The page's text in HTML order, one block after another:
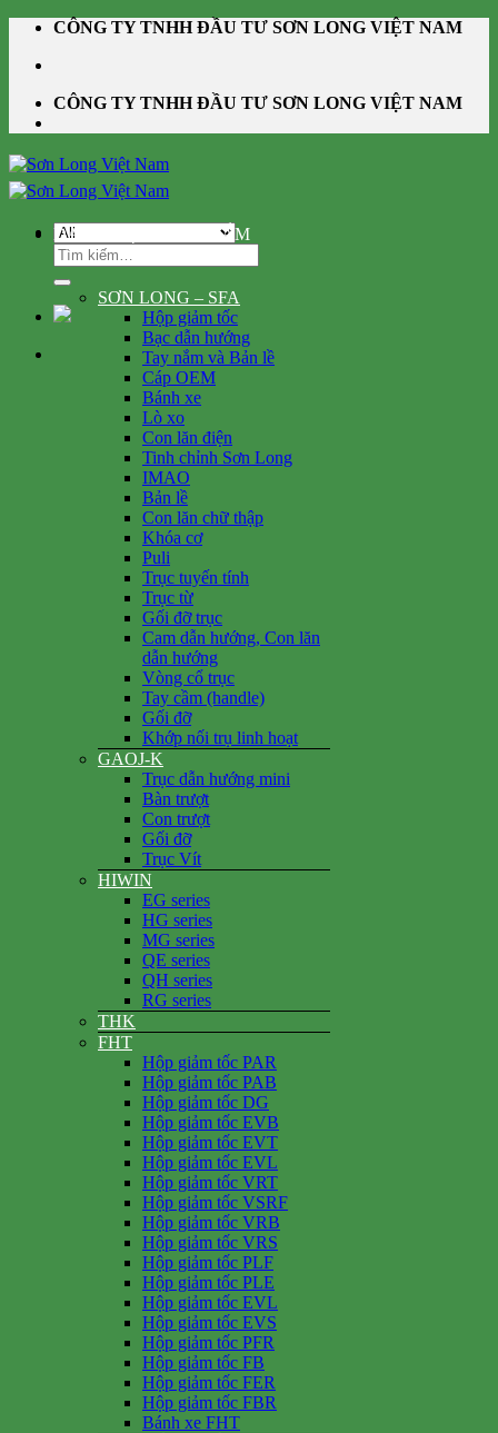
Skip
content
CÔNG TY TNHH ĐẦU TƯ SƠN LONG VIỆT NAM
CÔNG TY TNHH ĐẦU TƯ SƠN LONG VIỆT NAM
Tìm
kiếm:
DANH MỤC SẢN PHẨM
SƠN LONG – SFA
Hộp giảm tốc
Bạc dẫn hướng
Tay nắm và Bản lề
Cáp OEM
Bánh xe
Lò xo
Con lăn điện
Tinh chỉnh Sơn Long
IMAO
Bản lề
Con lăn chữ thập
Khóa cơ
Puli
Trục tuyến tính
Trục từ
Gối đỡ trục
Cam dẫn hướng, Con lăn
dẫn hướng
Vòng cổ trục
Tay cầm (handle)
Gối đỡ
Khớp nối trụ linh hoạt
GAOJ-K
Trục dẫn hướng mini
Bàn trượt
Con trượt
Gối đỡ
Trục Vít
HIWIN
EG series
HG series
MG series
QE series
QH series
RG series
THK
FHT
Hộp giảm tốc PAR
Hộp giảm tốc PAB
Hộp giảm tốc DG
Hộp giảm tốc EVB
Hộp giảm tốc EVT
Hộp giảm tốc EVL
Hộp giảm tốc VRT
Hộp giảm tốc VSRF
Hộp giảm tốc VRB
Hộp giảm tốc VRS
Hộp giảm tốc PLF
Hộp giảm tốc PLE
Hộp giảm tốc EVL
Hộp giảm tốc EVS
Hộp giảm tốc PFR
Hộp giảm tốc FB
Hộp giảm tốc FER
Hộp giảm tốc FBR
Bánh xe FHT